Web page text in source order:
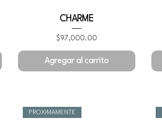
CHARME
Precio
$97,000.00
Agregar al carrito
PROXIMAMENTE